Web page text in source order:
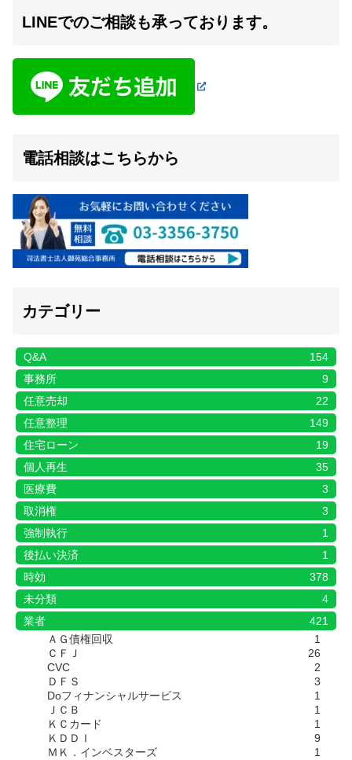
LINEでのご相談も承っております。
電話相談はこちらから
カテゴリー
Q&A
154
事務所
9
任意売却
22
任意整理
149
住宅ローン
19
個人再生
35
医療費
3
取消権
3
強制執行
1
後払い決済
1
時効
378
未分類
4
業者
421
ＡＧ債権回収
1
ＣＦＪ
26
CVC
2
ＤＦＳ
3
Doフィナンシャルサービス
1
ＪＣＢ
1
ＫＣカード
1
ＫＤＤＩ
9
ＭＫ．インベスターズ
1